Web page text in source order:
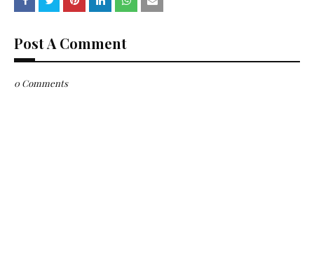
Post A Comment
0 Comments